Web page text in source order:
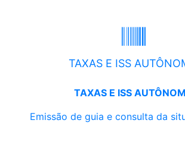
TAXAS E ISS
TAXAS E ISS
Emissão de guia e consulta da